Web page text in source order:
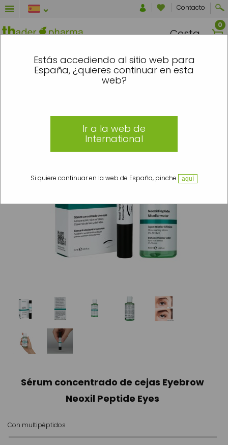
Estás accediendo al sitio web para
España, ¿quieres continuar en esta
web?
Ir a la web de
International
Si quiere continuar en la web de España, pinche aquí
Contacto
Cesta
POR TU COMPRENSIÓN! ✨
Dermocosmética » Líneas » Neoxil Peptide Eyes
Sérum concentrado de cejas Eyebrow
Neoxil Peptide Eyes
Con multipéptidos